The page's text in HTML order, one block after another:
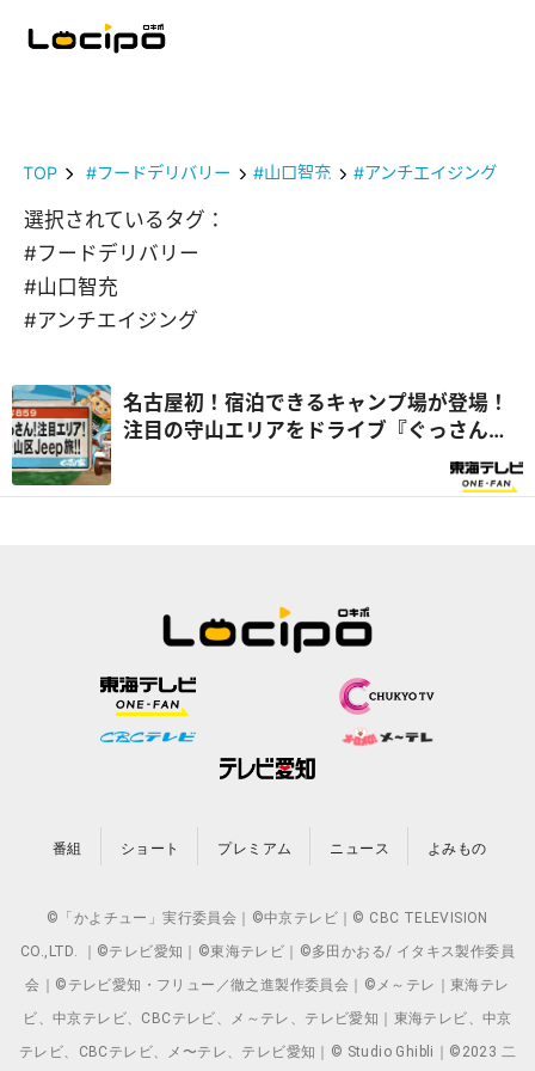
TOP #フードデリバリー #山口智充 #アンチエイジング
選択されているタグ：
#フードデリバリー
#山口智充
#アンチエイジング
名古屋初！宿泊できるキャンプ場が登場！
注目の守山エリアをドライブ『ぐっさん
番組 ショート プレミアム ニュース よみもの
©「かよチュー」実行委員会｜©中京テレビ｜© CBC TELEVISION
CO.,LTD. ｜©テレビ愛知｜©東海テレビ｜©多田かおる/ イタキス製作委員
会｜©テレビ愛知・フリュー／徹之進製作委員会｜©メ～テレ｜東海テレ
ビ、中京テレビ、CBCテレビ、メ～テレ、テレビ愛知｜東海テレビ、中京
テレビ、CBCテレビ、メ〜テレ、テレビ愛知｜© Studio Ghibli｜©2023 二